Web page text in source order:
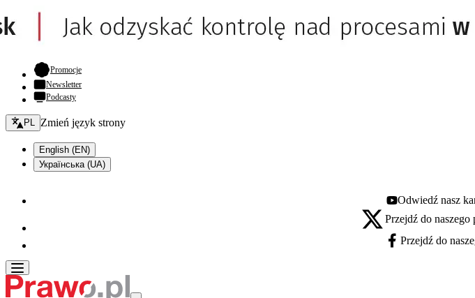
Promocje- otwiera się w nowej karcie
Newsletter
Podcasty
Zmień język - bieżący:
PL Zmień język strony
English (EN)
Українська (UA)
Youtube - otwiera się w
Odwiedź nasz
X - otwiera się w nowej karcie
Przejdź do
Facebook - otwiera się w
Przejdź do